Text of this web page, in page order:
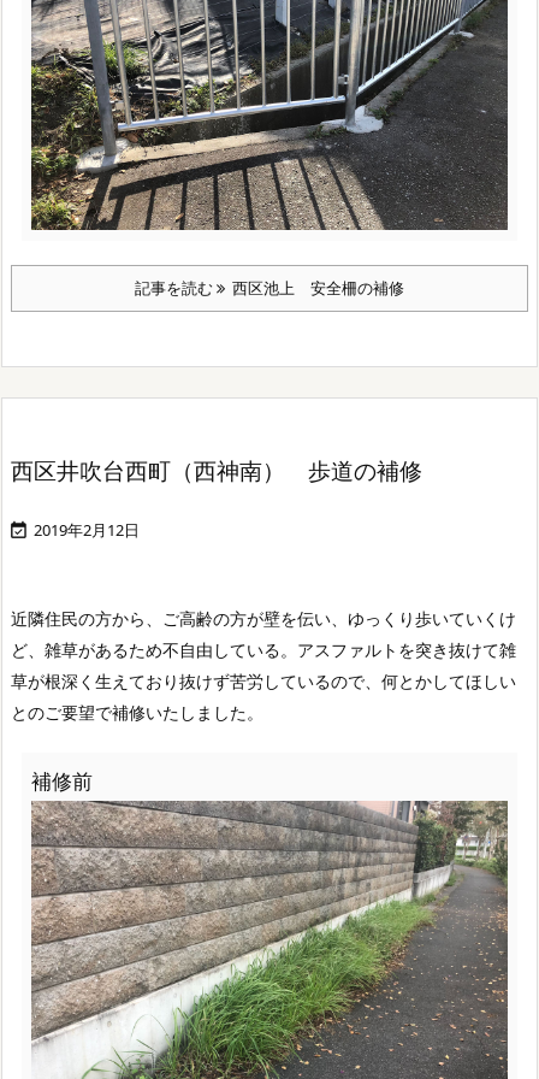
記事を読む 西区池上 安全柵の補修
西区井吹台西町（西神南） 歩道の補修
 2019年2月12日
近隣住民の方から、ご高齢の方が壁を伝い、ゆっくり歩いていくけ
ど、雑草があるため不自由している。アスファルトを突き抜けて雑
草が根深く生えており抜けず苦労しているので、何とかしてほしい
とのご要望で補修いたしました。
補修前